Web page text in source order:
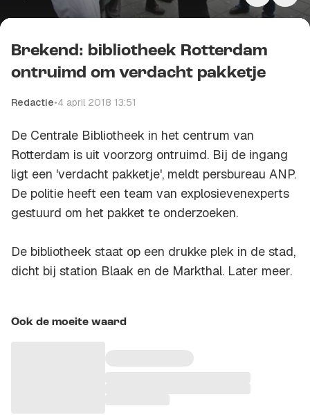
Kopieer link
Brekend: bibliotheek Rotterdam
ontruimd om verdacht pakketje
Redactie•4 april 2018 13:51
De Centrale Bibliotheek in het centrum van
Rotterdam is uit voorzorg ontruimd. Bij de ingang
ligt een 'verdacht pakketje', meldt persbureau ANP.
De politie heeft een team van explosievenexperts
gestuurd om het pakket te onderzoeken.
De bibliotheek staat op een drukke plek in de stad,
dicht bij station Blaak en de Markthal. Later meer.
Ook de moeite waard